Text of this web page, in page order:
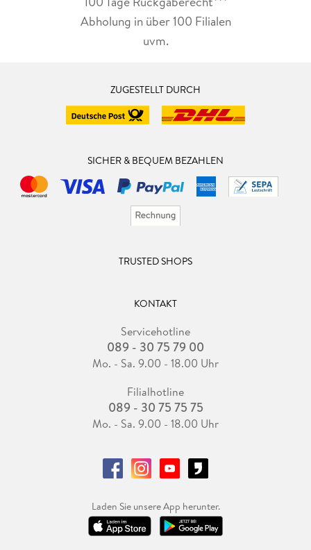
Abholung in über 100 Filialen
uvm.
ZUGESTELLT DURCH
SICHER & BEQUEM BEZAHLEN
TRUSTED SHOPS
KONTAKT
Servicehotline
089 - 30 75 79 00
Mo. - Sa. 9.00 - 18.00 Uhr
Filialhotline
089 - 30 75 75 75
Mo. - Sa. 9.00 - 18.00 Uhr
Laden Sie unsere App herunter.